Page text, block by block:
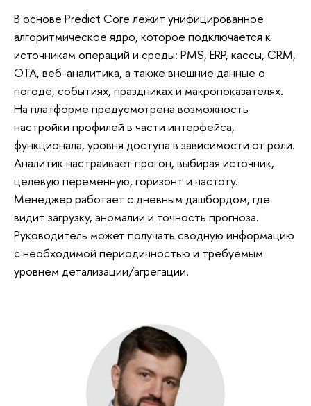
В основе Predict Core лежит унифицированное
алгоритмическое ядро, которое подключается к
источникам операций и среды: PMS, ERP, кассы, CRM,
OTA, веб-аналитика, а также внешние данные о
погоде, событиях, праздниках и макропоказателях.
На платформе предусмотрена возможность
настройки профилей в части интерфейса,
функционала, уровня доступа в зависимости от роли.
Аналитик настраивает прогон, выбирая источник,
целевую переменную, горизонт и частоту.
Менеджер работает с дневным дашбордом, где
видит загрузку, аномалии и точность прогноза.
Руководитель может получать сводную информацию
с необходимой периодичностью и требуемым
уровнем детализации/агрегации.